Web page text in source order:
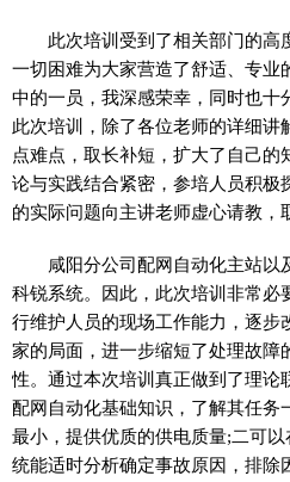
此次培训受到了相关部门的高
一切困难为大家营造了舒适、专业
中的一员，我深感荣幸，同时也十
此次培训，除了各位老师的详细讲
点难点，取长补短，扩大了自己的
论与实践结合紧密，参培人员积极
的实际问题向主讲老师虚心请教，
咸阳分公司配网自动化主站以
科锐系统。因此，此次培训非常必
行维护人员的现场工作能力，逐步
家的局面，进一步缩短了处理故障
性。通过本次培训真正做到了理论
配网自动化基础知识，了解其任务
最小，提供优质的供电质量;二可
统能适时分析确定事故原因，排除